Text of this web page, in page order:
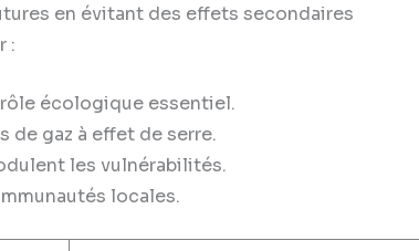
en évitant des effets secondaires
:
écologique essentiel.
de gaz à effet de serre.
les vulnérabilités.
locales.